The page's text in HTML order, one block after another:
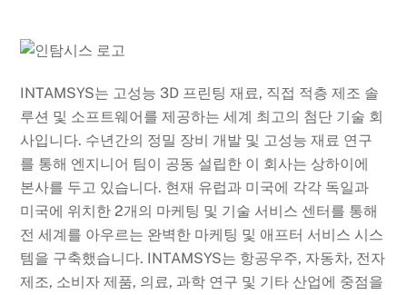
INTAMSYS는 고성능 3D 프린팅 재료, 직접 적층 제조 솔
루션 및 소프트웨어를 제공하는 세계 최고의 첨단 기술 회
사입니다. 수년간의 정밀 장비 개발 및 고성능 재료 연구
를 통해 엔지니어 팀이 공동 설립한 이 회사는 상하이에
본사를 두고 있습니다. 현재 유럽과 미국에 각각 독일과
미국에 위치한 2개의 마케팅 및 기술 서비스 센터를 통해
전 세계를 아우르는 완벽한 마케팅 및 애프터 서비스 시스
템을 구축했습니다. INTAMSYS는 항공우주, 자동차, 전자
제조, 소비자 제품, 의료, 과학 연구 및 기타 산업에 중점을